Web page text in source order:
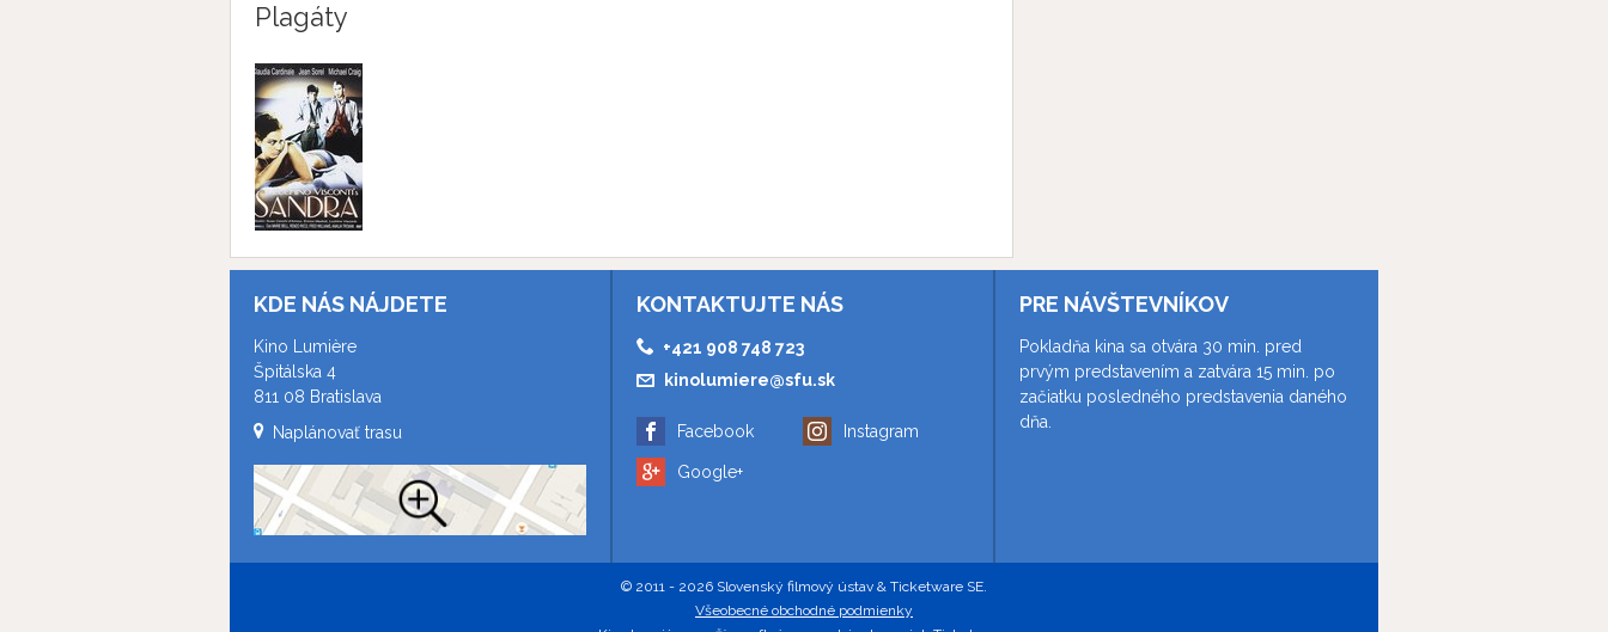
Plagáty
KDE NÁS NÁJDETE
Kino Lumière
Špitálska 4
811 08 Bratislava
Naplánovať trasu
KONTAKTUJTE NÁS
+421 908 748 723
kinolumiere@sfu.sk
Facebook
Google+
Instagram
PRE NÁVŠTEVNÍKOV
Pokladňa kina sa otvára 30 min. pred
prvým predstavením a zatvára 15 min. po
začiatku posledného predstavenia daného
dňa.
© 2011 - 2026 Slovenský filmový ústav & Ticketware SE.
Všeobecné obchodné podmienky